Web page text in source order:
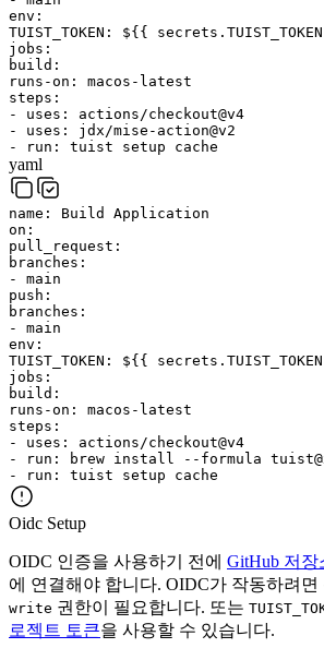
env :
TUIST_TOKEN :
${{
jobs :
build :
runs-on :
macos-latest
steps :
-
uses :
actions/checkout@v4
-
uses :
jdx/mise-action@v2
-
run : tuist setup cache
yaml
name :
Build Application
on :
pull_request :
branches :
-
main
push :
branches :
-
main
env :
TUIST_TOKEN :
${{
jobs :
build :
runs-on :
macos-latest
steps :
-
uses :
actions/checkout@v4
-
run : brew install --formula
-
run : tuist setup cache
Oidc Setup
OIDC 인증을 사용하기 전에 GitHub 저장
에 연결해야 합니다. OIDC가 작동하려면
write 권한이 필요합니다. 또는
로젝트 토큰을 사용할 수 있습니다.